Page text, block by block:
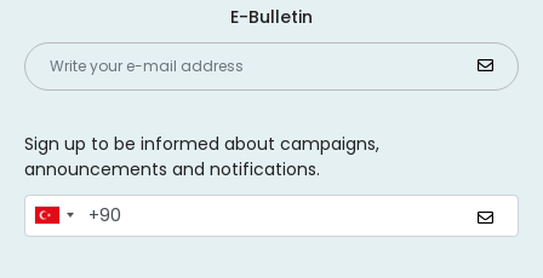
E-Bulletin
Sign up to be informed about campaigns,
announcements and notifications.